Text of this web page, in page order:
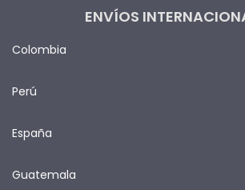
ENVÍOS
Colombia
Perú
España
Guatemala